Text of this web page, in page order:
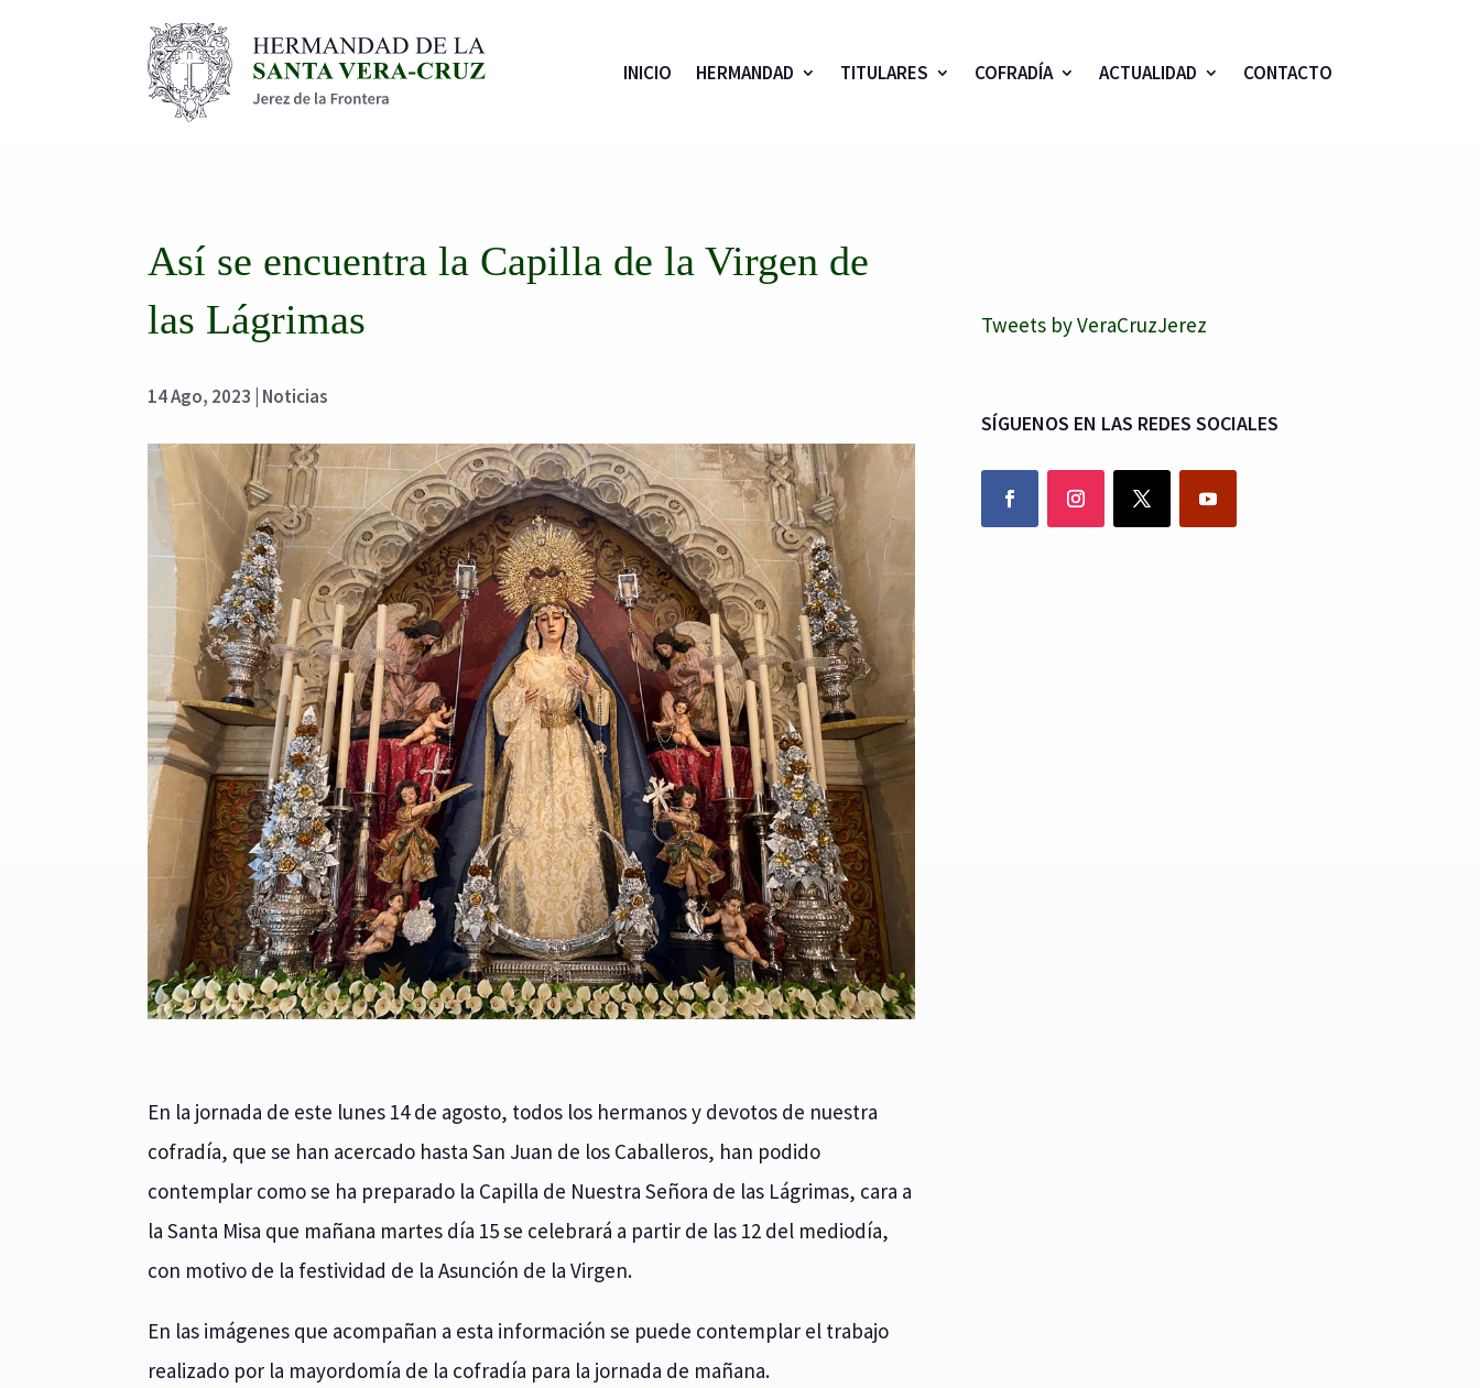
INICIO HERMANDAD TITULARES COFRADÍA ACTUALIDAD CONTACTO
Así se encuentra la Capilla de la Virgen de
las Lágrimas
14 Ago, 2023 Noticias
En la jornada de este lunes 14 de agosto, todos los hermanos y devotos de nuestra
cofradía, que se han acercado hasta San Juan de los Caballeros, han podido
contemplar como se ha preparado la Capilla de Nuestra Señora de las Lágrimas, cara a
la Santa Misa que mañana martes día 15 se celebrará a partir de las 12 del mediodía,
con motivo de la festividad de la Asunción de la Virgen.
En las imágenes que acompañan a esta información se puede contemplar el trabajo
realizado por la mayordomía de la cofradía para la jornada de mañana.
Tweets by VeraCruzJerez
SÍGUENOS EN LAS REDES SOCIALES